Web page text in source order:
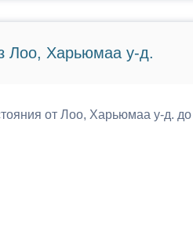
Лоо, Харьюмаа у-д.
от Лоо, Харьюмаа у-д.